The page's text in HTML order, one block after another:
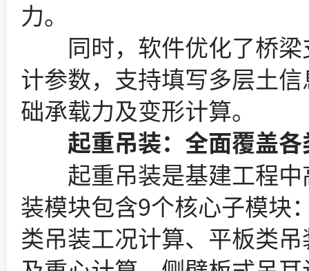
力。
同时，软件优化了桥梁
计参数，支持填写多层土
础承载力及变形计算。
起重吊装：全面覆盖各
起重吊装是基建工程中
装模块包含9个核心子模块
类吊装工况计算、平板类